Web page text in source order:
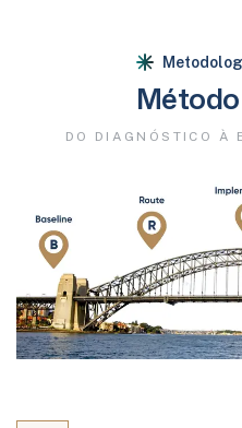
Método
DO DIAGNÓSTICO À